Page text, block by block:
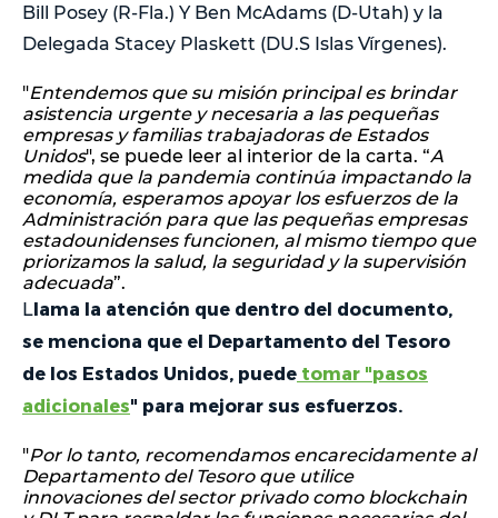
Bill Posey (R-Fla.) Y Ben McAdams (D-Utah) y la
Delegada Stacey Plaskett (DU.S Islas Vírgenes).
"Entendemos que su misión principal es brindar
asistencia urgente y necesaria a las pequeñas
empresas y familias trabajadoras de Estados
Unidos", se puede leer al interior de la carta. “A
medida que la pandemia continúa impactando la
economía, esperamos apoyar los esfuerzos de la
Administración para que las pequeñas empresas
estadounidenses funcionen, al mismo tiempo que
priorizamos la salud, la seguridad y la supervisión
adecuada”.
Llama la atención que dentro del documento,
se menciona que el Departamento del Tesoro
de los Estados Unidos, puede tomar "pasos
adicionales" para mejorar sus esfuerzos.
"Por lo tanto, recomendamos encarecidamente al
Departamento del Tesoro que utilice
innovaciones del sector privado como blockchain